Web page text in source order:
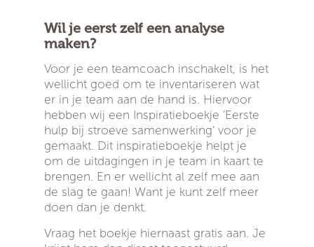
Wil je eerst zelf een analyse
maken?
Voor je een teamcoach inschakelt, is het
wellicht goed om te inventariseren wat
er in je team aan de hand is. Hiervoor
hebben wij een Inspiratieboekje ‘Eerste
hulp bij stroeve samenwerking’ voor je
gemaakt. Dit inspiratieboekje helpt je
om de uitdagingen in je team in kaart te
brengen. En er wellicht al zelf mee aan
de slag te gaan! Want je kunt zelf meer
doen dan je denkt.
Vraag het boekje hiernaast gratis aan. Je